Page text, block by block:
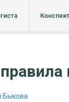
Конспект
Быкова